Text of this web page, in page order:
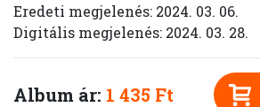
Eredeti megjelenés: 2024. 03. 06.
Digitális megjelenés: 2024. 03. 28.
Album ár: 1 435 Ft